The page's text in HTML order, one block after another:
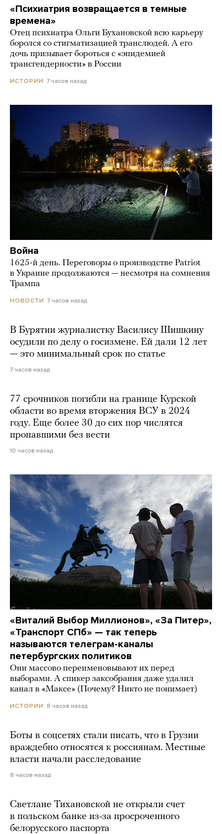
«Психиатрия возвращается в темные
времена»
Отец психиатра Ольги Бухановской всю карьеру
боролся со стигматизацией транслюдей. А его
дочь призывает бороться с «эпидемией
трансгендерности» в России
ИСТОРИИ 7 часов назад
Война
1625-й день. Переговоры о производстве Patriot
в Украине продолжаются — несмотря на сомнения
Трампа
НОВОСТИ 7 часов назад
В Бурятии журналистку Василису Шишкину
осудили по делу о госизмене. Ей дали 12 лет
— это минимальный срок по статье
7 часов назад
77 срочников погибли на границе Курской
области во время вторжения ВСУ в 2024
году. Еще более 30 до сих пор числятся
пропавшими без вести
10 часов назад
«Виталий Выбор Миллионов», «За Питер»,
«Транспорт СПб» — так теперь
называются телеграм-каналы
петербургских политиков
Они массово переименовывают их перед
выборами. А спикер заксобрания даже удалил
канал в «Максе» (Почему? Никто не понимает)
ИСТОРИИ 8 часов назад
Боты в соцсетях стали писать, что в Грузии
враждебно относятся к россиянам. Местные
власти начали расследование
8 часов назад
Светлане Тихановской не открыли счет
в польском банке из-за просроченного
белорусского паспорта